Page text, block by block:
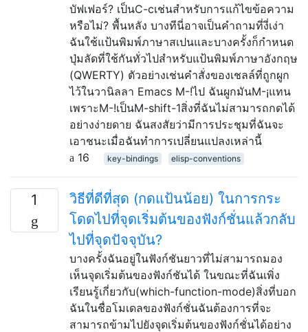
บัฟเฟอร์? เป็นC-cเช่นสำหรับการแก้ไขข้อความ
หรือไม่? พื้นหลัง บางทีนี่อาจเป็นคำถามที่งี่เง่า
ฉันใช้แป้นพิมพ์ภาษาสเปนและบางครั้งก็กำหนด
ปุ่มลัดที่ใช้กันทั่วไปสำหรับแป้นพิมพ์ภาษาอังกฤษ
(QWERTY) ตัวอย่างเช่นคำสั่งของเชลล์ที่ถูกผูก
ไว้ในวานิลลา Emacs M-!ไป ฉันผูกมันM-¡แทน
เพราะM-!เป็นM-shift-1สิ่งที่ฉันไม่สามารถกดได้
อย่างง่ายดาย ฉันสงสัยว่ามีการประชุมที่ฉันจะ
เอาชนะเมื่อฉันทำการเปลี่ยนแปลงเหล่านี้
16
key-bindings elisp-conventions
1
วิธีที่ดีที่สุด (กดแป้นน้อย) ในการกระ
โดดไปที่จุดเริ่มต้นของฟังก์ชั่นแล้วกลับ
ไปที่จุดปัจจุบัน?
บางครั้งฉันอยู่ในฟังก์ชันยาวที่ไม่สามารถมอง
เห็นจุดเริ่มต้นของฟังก์ชันได้ ในขณะที่ฉันเพิ่ง
เรียนรู้เกี่ยวกับ(which-function-mode)สิ่งที่บอก
ฉันในชื่อโมเดลของฟังก์ชั่นฉันต้องการที่จะ
สามารถข้ามไปยังจุดเริ่มต้นของฟังก์ชั่นได้อย่าง